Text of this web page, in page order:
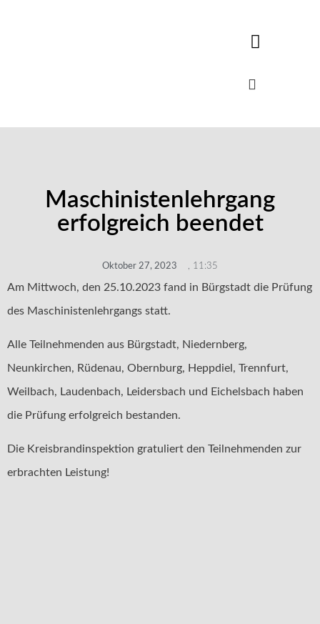
Maschinistenlehrgang
erfolgreich beendet
Oktober 27, 2023 11:35
Am Mittwoch, den 25.10.2023 fand in Bürgstadt die Prüfung
des Maschinistenlehrgangs statt.
Alle Teilnehmenden aus Bürgstadt, Niedernberg,
Neunkirchen, Rüdenau, Obernburg, Heppdiel, Trennfurt,
Weilbach, Laudenbach, Leidersbach und Eichelsbach haben
die Prüfung erfolgreich bestanden.
Die Kreisbrandinspektion gratuliert den Teilnehmenden zur
erbrachten Leistung!